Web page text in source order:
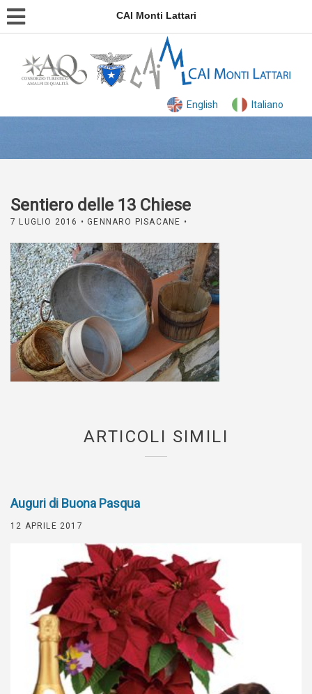
CAI Monti Lattari
English Italiano
Sentiero delle 13 Chiese
7 LUGLIO 2016 • GENNARO PISACANE •
ARTICOLI SIMILI
Auguri di Buona Pasqua
12 APRILE 2017